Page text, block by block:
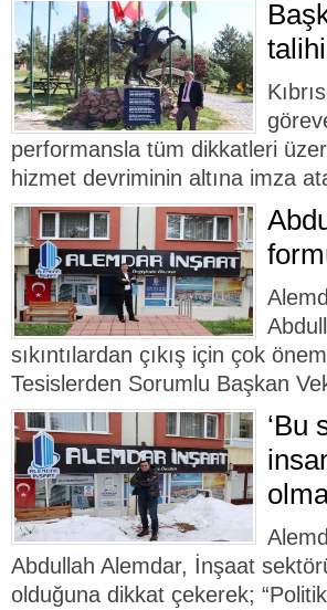
performansla tüm dikkatleri
hizmet devriminin altına imza
sıkıntılardan çıkış için çok
Tesislerden Sorumlu Başkan
‘Bu
Abdullah Alemdar, İnşaat
olduğuna dikkat çekerek;